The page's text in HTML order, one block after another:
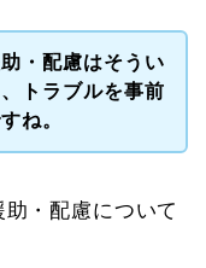
・配慮はそうい
トラブルを事前
ね。
・配慮について